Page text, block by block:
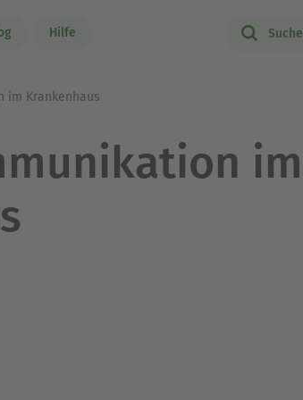
Hilfe Suche
im Krankenhaus
im